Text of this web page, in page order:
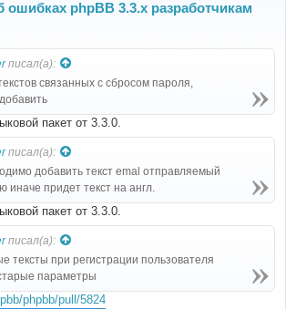
phpBB 3.3.x разработчикам
писал(а):
связанных с сбросом пароля,
пакет от 3.3.0.
писал(а):
добавить текст emal отправляемый
иначе придет текст на англ.
пакет от 3.3.0.
писал(а):
тексты при регистрации пользователя
параметры
phpbb/pull/5824